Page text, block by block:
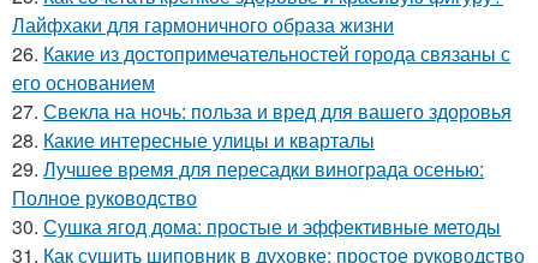
Лайфхаки для гармоничного образа жизни
26. Какие из достопримечательностей города связаны с
его основанием
27. Свекла на ночь: польза и вред для вашего здоровья
28. Какие интересные улицы и кварталы
29. Лучшее время для пересадки винограда осенью:
Полное руководство
30. Сушка ягод дома: простые и эффективные методы
31. Как сушить шиповник в духовке: простое руководство